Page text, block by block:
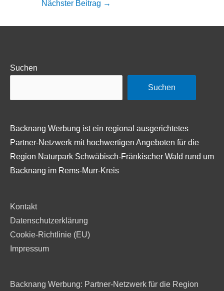
Nächster Beitrag →
Suchen
Suchen
Backnang Werbung ist ein regional ausgerichtetes
Partner-Netzwerk mit hochwertigen Angeboten für die
Region Naturpark Schwäbisch-Fränkischer Wald rund um
Backnang im Rems-Murr-Kreis
Kontakt
Datenschutzerklärung
Cookie-Richtlinie (EU)
Impressum
Backnang Werbung: Partner-Netzwerk für die Region